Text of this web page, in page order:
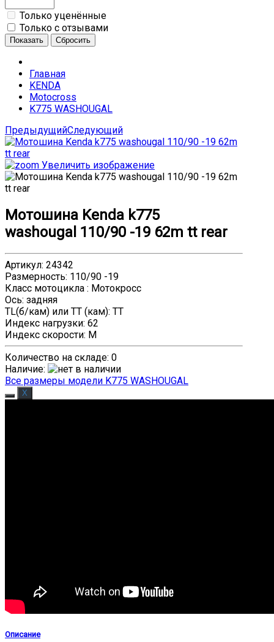
Только уценённые
Только с отзывами
Показать Сбросить
Главная
KENDA
Motocross
K775 WASHOUGAL
ПредыдущийСледующий
Увеличить изображение
Мотошина Kenda k775
washougal 110/90 -19 62m tt rear
Артикул: 24342
Размерность: 110/90 -19
Класс мотоцикла : Мотокросс
Ось: задняя
TL(б/кам) или TT (кам): TT
Индекс нагрузки: 62
Индекс скорости: M
Количество на складе: 0
Наличие:
Все размеры модели K775 WASHOUGAL
Описание